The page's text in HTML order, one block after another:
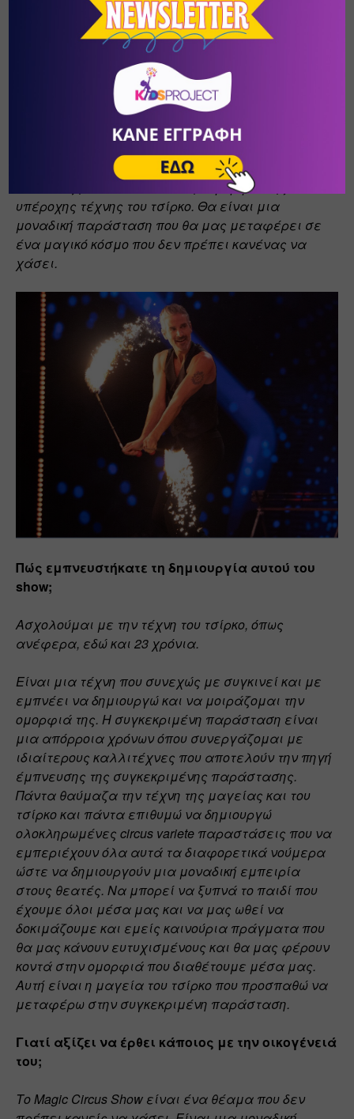
θέαμα με φωτιές που έχω δείξει ένα μέρος του
στο Ελλάδα έχεις Ταλέντο και που κέρδισα τον
παγκόσμιο τίτλο φέτος στο πρωτάθλημα στην
Εσθονία εμπλουτισμένο με περισσότερους
καλλιτέχνες σε εντυπωσιακές χορογραφίες με
πολλαπλά φλεγόμενα αντικείμενα που θα
κλείσει με πυροτεχνήματα στο πιο
θα υπάρχει και η συμμετοχή του κοινού
όπου θα ζήσουν από κοντά την ομορφιά της
υπέροχης τέχνης του τσίρκο. Θα είναι μια
μοναδική παράσταση που θα μας μεταφέρει σε
ένα μαγικό κόσμο που δεν πρέπει κανένας να
χάσει.
Πώς εμπνευστήκατε τη δημιουργία αυτού του
show;
Ασχολούμαι με την τέχνη του τσίρκο, όπως
ανέφερα, εδώ και 23 χρόνια.
Είναι μια τέχνη που συνεχώς με συγκινεί και με
εμπνέει να δημιουργώ και να μοιράζομαι την
ομορφιά της. Η συγκεκριμένη παράσταση είναι
μια απόρροια χρόνων όπου συνεργάζομαι με
ιδιαίτερους καλλιτέχνες που αποτελούν την πηγή
έμπνευσης της συγκεκριμένης παράστασης.
Πάντα θαύμαζα την τέχνη της μαγείας και του
τσίρκο και πάντα επιθυμώ να δημιουργώ
ολοκληρωμένες circus variete παραστάσεις που να
εμπεριέχουν όλα αυτά τα διαφορετικά νούμερα
ώστε να δημιουργούν μια μοναδική εμπειρία
στους θεατές. Να μπορεί να ξυπνά το παιδί που
έχουμε όλοι μέσα μας και να μας ωθεί να
δοκιμάζουμε και εμείς καινούρια πράγματα που
θα μας κάνουν ευτυχισμένους και θα μας φέρουν
κοντά στην ομορφιά που διαθέτουμε μέσα μας.
Αυτή είναι η μαγεία του τσίρκο που προσπαθώ να
μεταφέρω στην συγκεκριμένη παράσταση.
Γιατί αξίζει να έρθει κάποιος με την οικογένειά
του;
Το Magic Circus Show είναι ένα θέαμα που δεν